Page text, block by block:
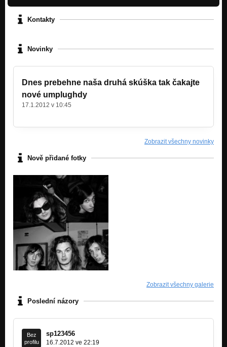
Kontakty
Novinky
Dnes prebehne naša druhá skúška tak čakajte
nové umplughdy
17.1.2012 v 10:45
Zobrazit všechny novinky
Nově přidané fotky
Zobrazit všechny galerie
Poslední názory
Bez
profilu
sp123456
16.7.2012 ve 22:19